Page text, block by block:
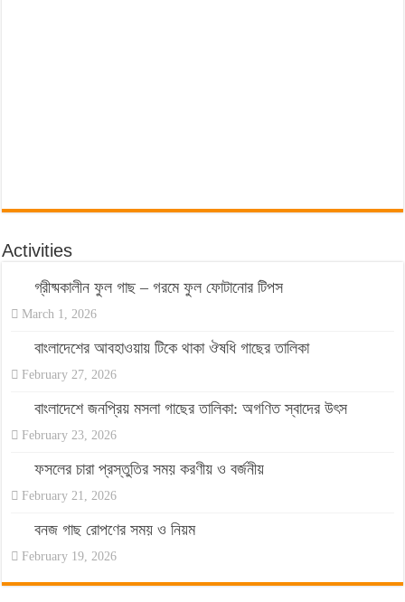
Activities
গ্রীষ্মকালীন ফুল গাছ – গরমে ফুল ফোটানোর টিপস
March 1, 2026
বাংলাদেশের আবহাওয়ায় টিকে থাকা ঔষধি গাছের তালিকা
February 27, 2026
বাংলাদেশে জনপ্রিয় মসলা গাছের তালিকা: অগণিত স্বাদের উৎস
February 23, 2026
ফসলের চারা প্রস্তুতির সময় করণীয় ও বর্জনীয়
February 21, 2026
বনজ গাছ রোপণের সময় ও নিয়ম
February 19, 2026